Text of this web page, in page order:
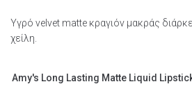
Υγρό velvet matte κραγιόν μακράς
χείλη.
Amy's Long Lasting Matte Liquid